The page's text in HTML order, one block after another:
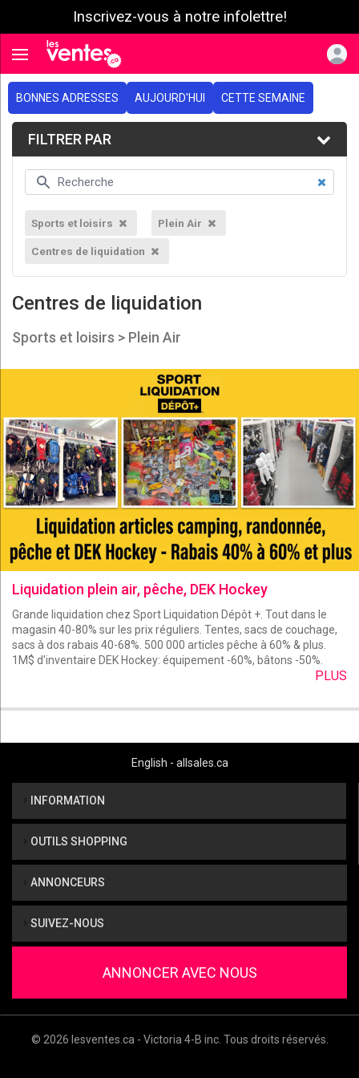
Inscrivez-vous à notre infolettre!
Toggle navigation
BONNES ADRESSES AUJOURD'HUI CETTE SEMAINE
FILTRER PAR
Sports et loisirs Plein Air
Centres de liquidation
Centres de liquidation
Sports et loisirs > Plein Air
Liquidation plein air, pêche, DEK Hockey
Grande liquidation chez Sport Liquidation Dépôt +. Tout dans le
magasin 40-80% sur les prix réguliers. Tentes, sacs de couchage,
sacs à dos rabais 40-68%. 500 000 articles pêche à 60% & plus.
1M$ d'inventaire DEK Hockey: équipement -60%, bâtons -50%.
PLUS
English - allsales.ca
INFORMATION
OUTILS SHOPPING
ANNONCEURS
SUIVEZ-NOUS
ANNONCER AVEC NOUS
© 2026 lesventes.ca - Victoria 4-B inc. Tous droits réservés.